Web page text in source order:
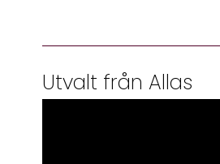
Utvalt från Allas